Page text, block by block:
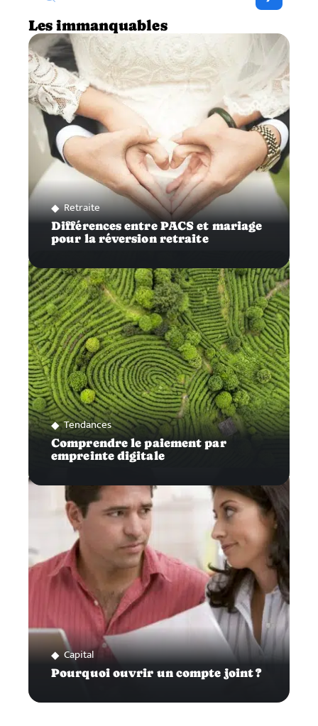
Les immanquables
Retraite
Différences entre PACS et mariage
pour la réversion retraite
Tendances
Comprendre le paiement par
empreinte digitale
Capital
Pourquoi ouvrir un compte joint ?